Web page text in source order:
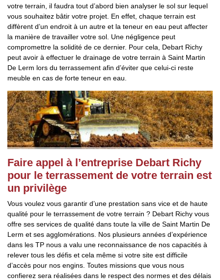
votre terrain, il faudra tout d’abord bien analyser le sol sur lequel
vous souhaitez bâtir votre projet. En effet, chaque terrain est
diffèrent d’un endroit à un autre et la teneur en eau peut affecter
la manière de travailler votre sol. Une négligence peut
compromettre la solidité de ce dernier. Pour cela, Debart Richy
peut avoir à effectuer le drainage de votre terrain à Saint Martin
De Lerm lors du terrassement afin d’éviter que celui-ci reste
meuble en cas de forte teneur en eau.
Faire appel à l’entreprise Debart Richy
pour le terrassement de votre terrain est
un privilège
Vous voulez vous garantir d’une prestation sans vice et de haute
qualité pour le terrassement de votre terrain ? Debart Richy vous
offre ses services de qualité dans toute la ville de Saint Martin De
Lerm et ses agglomérations. Nos plusieurs années d’expérience
dans les TP nous a valu une reconnaissance de nos capacités à
relever tous les défis et cela même si votre site est difficile
d’accès pour nos engins. Toutes missions que vous nous
confierez sera réalisées dans le respect des normes et des délais